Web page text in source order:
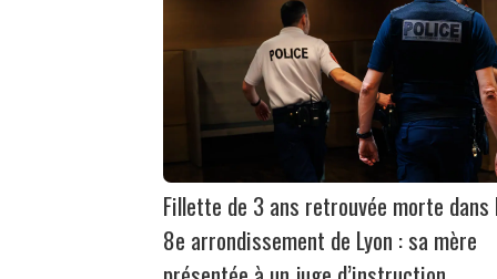
Fillette de 3 ans retrouvée morte dans
8e arrondissement de Lyon : sa mère